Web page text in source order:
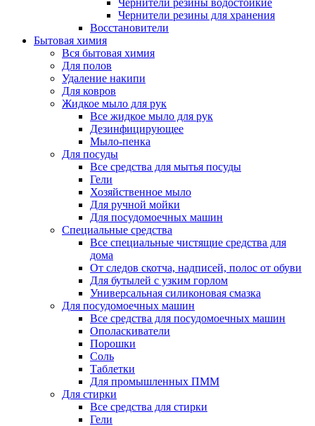
Чернители резины водостойкие
Чернители резины для хранения
Восстановители
Бытовая химия
Вся бытовая химия
Для полов
Удаление накипи
Для ковров
Жидкое мыло для рук
Все жидкое мыло для рук
Дезинфицирующее
Мыло-пенка
Для посуды
Все средства для мытья посуды
Гели
Хозяйственное мыло
Для ручной мойки
Для посудомоечных машин
Специальные средства
Все специальные чистящие средства для
дома
От следов скотча, надписей, полос от обуви
Для бутылей с узким горлом
Универсальная силиконовая смазка
Для посудомоечных машин
Все средства для посудомоечных машин
Ополаскиватели
Порошки
Соль
Таблетки
Для промышленных ПММ
Для стирки
Все средства для стирки
Гели